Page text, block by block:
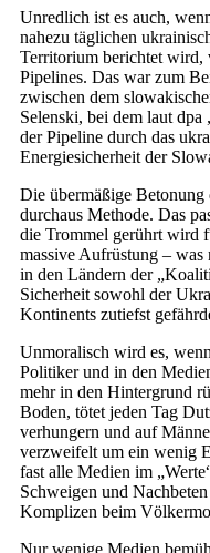
Unredlich ist es auch,
nahezu täglichen
Territorium berichtet wird,
Pipelines. Das war zum
zwischen dem
Selenski, bei dem laut
der Pipeline durch das
Energiesicherheit der
Die übermäßige
durchaus Methode. Das
die Trommel gerührt wird
massive Aufrüstung –
in den Ländern der
Sicherheit sowohl der
Kontinents zutiefst
Unmoralisch wird es,
Politiker und in den
mehr in den Hintergrund
Boden, tötet jeden Tag
verhungern und auf
verzweifelt um ein wenig
fast alle Medien im
Schweigen und
Komplizen beim